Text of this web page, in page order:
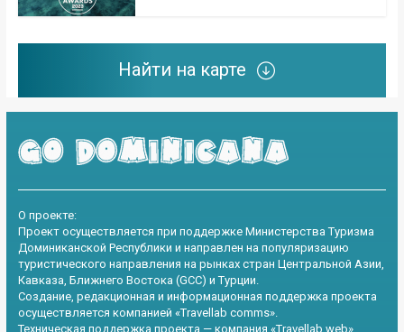
Найти на карте
О проекте:
Проект осуществляется при поддержке Министерства Туризма
Доминиканской Республики и направлен на популяризацию
туристического направления на рынках стран Центральной Азии,
Кавказа, Ближнего Востока (GCC) и Турции.
Создание, редакционная и информационная поддержка проекта
осуществляется компанией «Travellab comms».
Техническая поддержка проекта — компания «Travellab web».